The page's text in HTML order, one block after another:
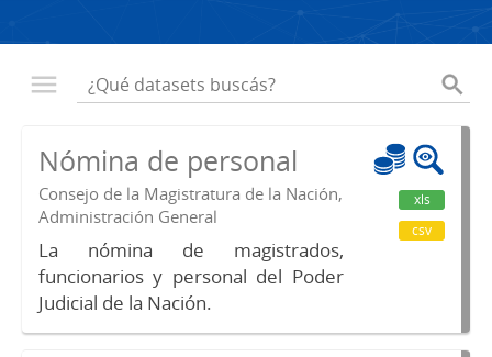
Nómina de personal
Consejo de la Magistratura de la Nación,
Administración General
La nómina de magistrados,
funcionarios y personal del Poder
Judicial de la Nación.
xls
csv